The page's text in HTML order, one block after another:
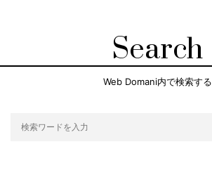
Search
Web Domani内で検索する